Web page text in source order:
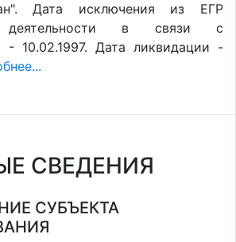
Дата исключения из ЕГР
деятельности в связи с
- 10.02.1997. Дата ликвидации -
СВЕДЕНИЯ
СУБЪЕКТА